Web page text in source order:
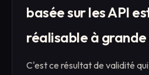
basée sur les API
réalisable à
C'est ce résultat de validité